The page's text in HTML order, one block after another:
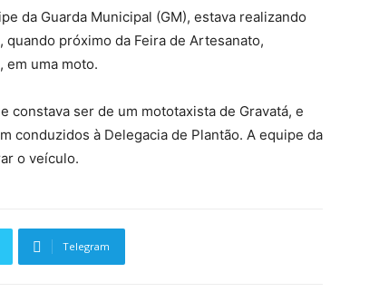
da Guarda Municipal (GM), estava realizando
próximo da Feira de Artesanato,
em uma moto.
ser de um mototaxista de Gravatá, e
conduzidos à Delegacia de Plantão. A equipe da
o veículo.
Telegram